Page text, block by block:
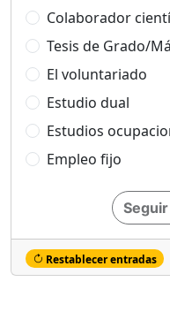
Colaborador
Tesis de Grado/
El voluntariado
Estudio dual
Estudios
Empleo fijo
Restablecer entradas